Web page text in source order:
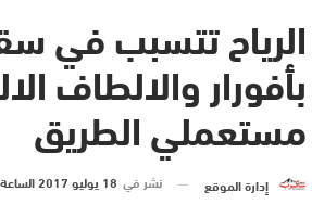
الرياح تتسبب في
بأفورار والالطاف
مستعملي الطريق
إدارة الموقع نشر في 18 يوليو 2017 الساعة 12 و 24 دقيقة